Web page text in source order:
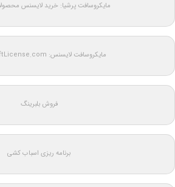
مایکروسافت پرشیا: خرید لایسنس
مایکروسافت لایسنس: MicrosoftLicense.com
فروش بلبرینگ
برنامه ریزی اسباب کشی